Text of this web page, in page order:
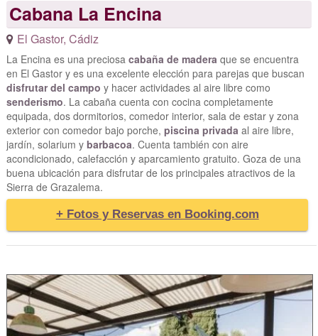
Cabana La Encina
El Gastor, Cádiz
La Encina es una preciosa cabaña de madera que se encuentra
en El Gastor y es una excelente elección para parejas que buscan
disfrutar del campo y hacer actividades al aire libre como
senderismo. La cabaña cuenta con cocina completamente
equipada, dos dormitorios, comedor interior, sala de estar y zona
exterior con comedor bajo porche, piscina privada al aire libre,
jardín, solarium y barbacoa. Cuenta también con aire
acondicionado, calefacción y aparcamiento gratuito. Goza de una
buena ubicación para disfrutar de los principales atractivos de la
Sierra de Grazalema.
+ Fotos y Reservas en Booking.com